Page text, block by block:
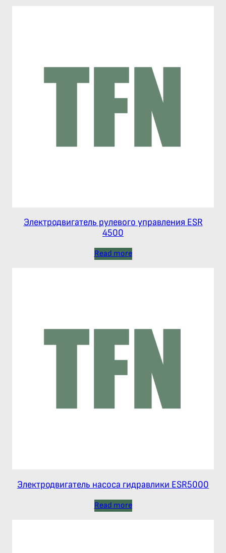
Электродвигатель рулевого управления ESR
4500
Read more
Электродвигатель насоса гидравлики ESR5000
Read more